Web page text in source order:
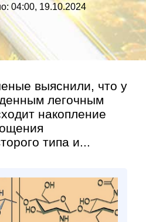
04:00, 19.10.2024
выяснили, что у
легочным
накопление
типа и...